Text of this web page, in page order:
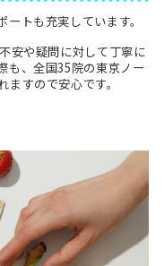
トも充実しています。
安や疑問に対して丁寧に
も、全国35院の東京ノー
すので安心です。